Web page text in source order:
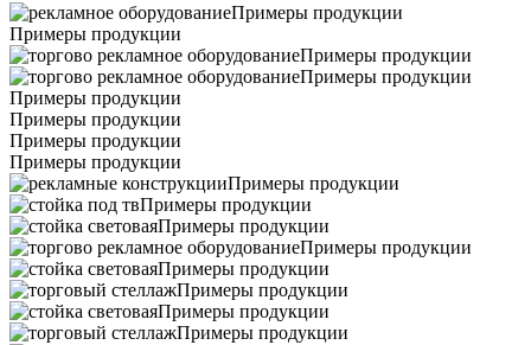
Примеры продукции
Примеры продукции
Примеры продукции
Примеры продукции
Примеры продукции
Примеры продукции
Примеры продукции
Примеры продукции
Примеры продукции
Примеры продукции
Примеры продукции
Примеры продукции
Примеры продукции
Примеры продукции
Примеры продукции
Примеры продукции